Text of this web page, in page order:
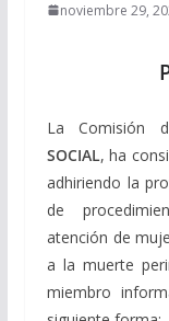
noviembre 29,
La Comisión
SOCIAL, ha
adhiriendo la
de
atención de
a la muerte
miembro